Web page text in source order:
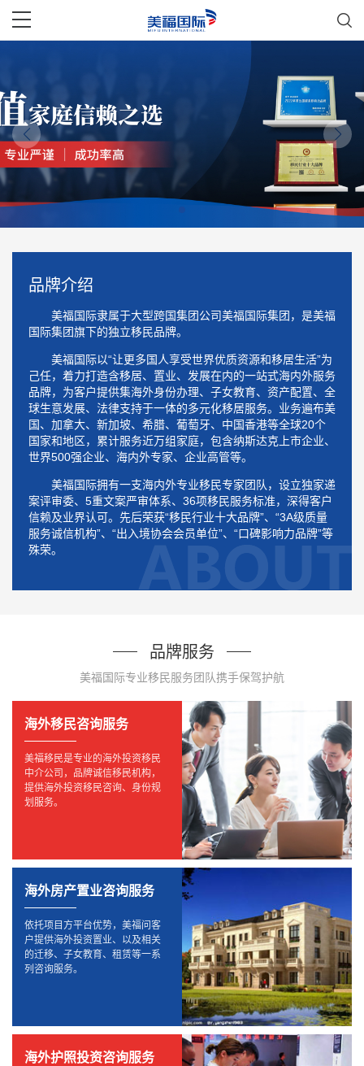
品牌介绍
美福国际隶属于大型跨国集团公司美福国际集团，是美福
国际集团旗下的独立移民品牌。
美福国际以“让更多国人享受世界优质资源和移居生活”为
己任，着力打造含移居、置业、发展在内的一站式海内外服务
品牌，为客户提供集海外身份办理、子女教育、资产配置、全
球生意发展、法律支持于一体的多元化移居服务。业务遍布美
国、加拿大、新加坡、希腊、葡萄牙、中国香港等全球20个
国家和地区，累计服务近万组家庭，包含纳斯达克上市企业、
世界500强企业、海内外专家、企业高管等。
美福国际拥有一支海内外专业移民专家团队，设立独家递
案评审委、5重文案严审体系、36项移民服务标准，深得客户
信赖及业界认可。先后荣获“移民行业十大品牌”、“3A级质量
服务诚信机构”、“出入境协会会员单位”、“口碑影响力品牌”等
殊荣。
品牌服务
美福国际专业移民服务团队携手保驾护航
海外移民咨询服务
美福移民是专业的海外投资移民
中介公司，品牌诚信移民机构，
提供海外投资移民咨询、身份规
划服务。
海外房产置业咨询服务
依托项目方平台优势，美福问客
户提供海外投资置业、以及相关
的迁移、子女教育、租赁等一系
列咨询服务。
海外护照投资咨询服务